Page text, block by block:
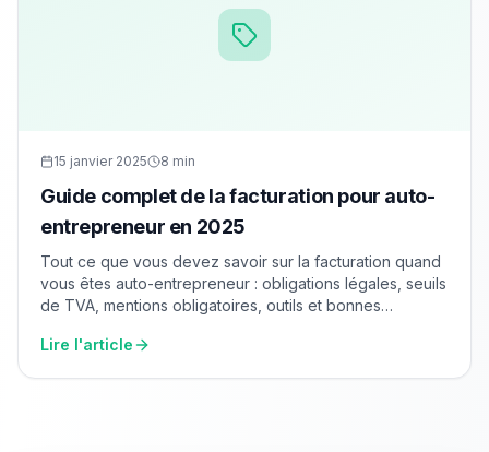
15 janvier 2025 8 min
Guide complet de la facturation pour auto-
entrepreneur en 2025
Tout ce que vous devez savoir sur la facturation quand
vous êtes auto-entrepreneur : obligations légales, seuils
de TVA, mentions obligatoires, outils et bonnes
Lire l'article